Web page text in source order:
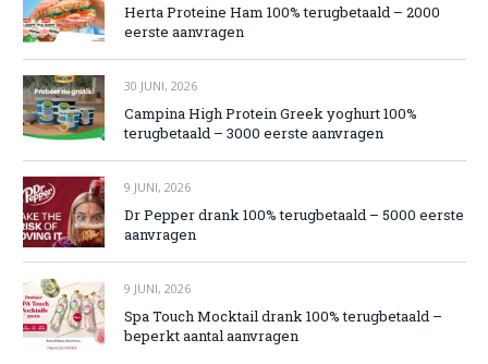
Herta Proteine Ham 100% terugbetaald – 2000
eerste aanvragen
30 JUNI, 2026
Campina High Protein Greek yoghurt 100%
terugbetaald – 3000 eerste aanvragen
9 JUNI, 2026
Dr Pepper drank 100% terugbetaald – 5000 eerste
aanvragen
9 JUNI, 2026
Spa Touch Mocktail drank 100% terugbetaald –
beperkt aantal aanvragen